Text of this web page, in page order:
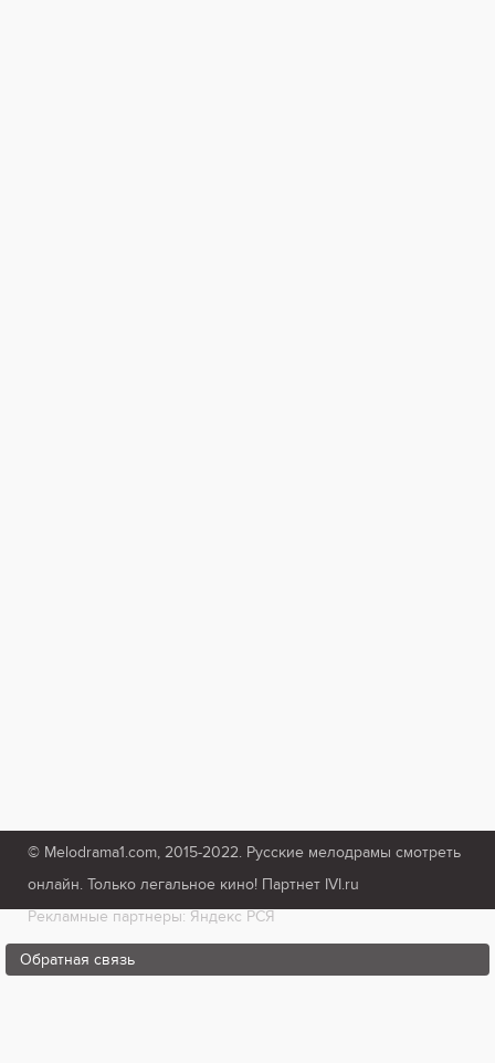
© Melodrama1.com, 2015-2022. Русские мелодрамы смотреть
онлайн. Только легальное кино! Партнет IVI.ru
Рекламные партнеры: Яндекс РСЯ
Обратная связь